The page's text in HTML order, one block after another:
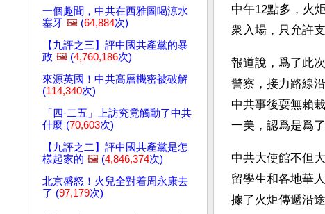
一個趣聞，中共在西雅圖喝涼水
塞牙 🖼️ (64,884次)
【九評之三】評中國共產黨的暴
政 🖼️ (4,760,186次)
來源英國！中共高層機密被破解
(114,340次)
「四·二五」上訪究竟觸動了中共
什麼 (70,603次)
【九評之二】評中國共產黨是怎
樣起家的 🖼️ (4,846,374次)
北京盛怒！火兒全對着周永康去
了 (97,179次)
中午12點多，火
衆入場，只允許
報道說，爲了此
警察，接力路線
中共事後耍無賴
一美，認爲是爲
中共大使館不但
留學生和各地華
據了火炬傳遞沿